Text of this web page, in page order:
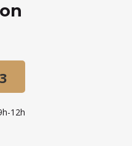
12h